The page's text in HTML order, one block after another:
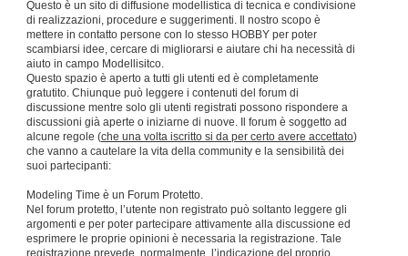
Questo è un sito di diffusione modellistica di tecnica e condivisione
di realizzazioni, procedure e suggerimenti. Il nostro scopo è
mettere in contatto persone con lo stesso HOBBY per poter
scambiarsi idee, cercare di migliorarsi e aiutare chi ha necessità di
aiuto in campo Modellisitco.
Questo spazio è aperto a tutti gli utenti ed è completamente
gratutito. Chiunque può leggere i contenuti del forum di
discussione mentre solo gli utenti registrati possono rispondere a
discussioni già aperte o iniziarne di nuove. Il forum è soggetto ad
alcune regole (che una volta iscritto si da per certo avere accettato)
che vanno a cautelare la vita della community e la sensibilità dei
suoi partecipanti:
Modeling Time è un Forum Protetto.
Nel forum protetto, l’utente non registrato può soltanto leggere gli
argomenti e per poter partecipare attivamente alla discussione ed
esprimere le proprie opinioni è necessaria la registrazione. Tale
registrazione prevede, normalmente, l’indicazione del proprio